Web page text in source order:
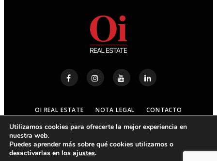
OI REAL ESTATE NOTA LEGAL CONTACTO
© 2023 OI REAL ESTATE - ALL RIGHTS RESERVED
Utilizamos cookies para ofrecerte la mejor experiencia en
nuestra web.
Puedes aprender más sobre qué cookies utilizamos o
desactivarlas en los ajustes.